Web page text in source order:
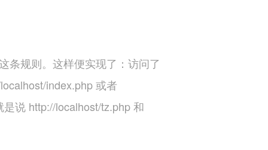
规则。这样便实现了：访问了
index.php 或者
说 http://localhost/tz.php 和